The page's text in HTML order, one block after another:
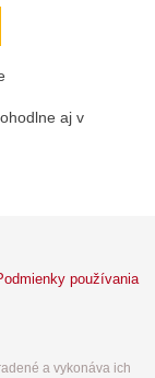
aj v
používania
a vykonáva ich